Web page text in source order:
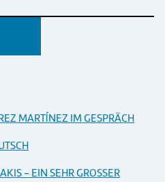
MARTÍNEZ IM GESPRÄCH
- EIN SEHR GROSSER